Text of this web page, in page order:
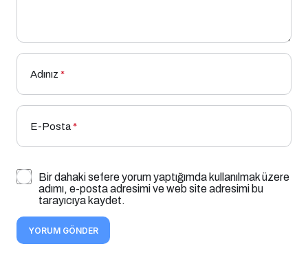
Adınız *
E-Posta*
Bir dahaki sefere yorum yaptığımda kullanılmak üzere
adımı, e-posta adresimi ve web site adresimi bu
tarayıcıya kaydet.
YORUM GÖNDER